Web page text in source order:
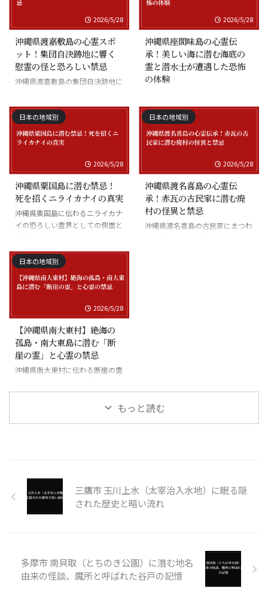
2026/5/28
沖縄県渡嘉敷島の心霊スポ
ット！集団自決跡地に響く
慰霊の怪と恐ろしい禁忌
沖縄県渡嘉敷島の集団自決跡地に
2026/5/28
沖縄県座間味島の心霊伝
承！美しい海に潜む海底の
霊と潜水士が遭遇した恐怖
の体験
士の怪談
日本の地域別
2026/5/28
沖縄県粟国島に潜む禁忌！
死を招くニライカナイの真実
沖縄県粟国島に伝わるニライカナ
イの恐ろしい霊界としての側面と
日本の地域別
2026/5/28
沖縄県渡名喜島の心霊伝
承！赤瓦の古民家に潜む廃
村の怪異と禁忌
沖縄県渡名喜島の古民家にまつわ
日本の地域別
2026/5/28
【沖縄県南大東村】絶海の
孤島・南大東島に潜む「断
崖の霊」と心霊の禁忌
沖縄県南大東村に伝わる断崖の霊
もっと読む
三鷹市 玉川上水（太宰治入水地）に眠る隠
された歴史と暗い流れ
多摩市 南貝取（とちのき公園）に潜む地名
由来の怪談、魔所と呼ばれた谷戸の記憶